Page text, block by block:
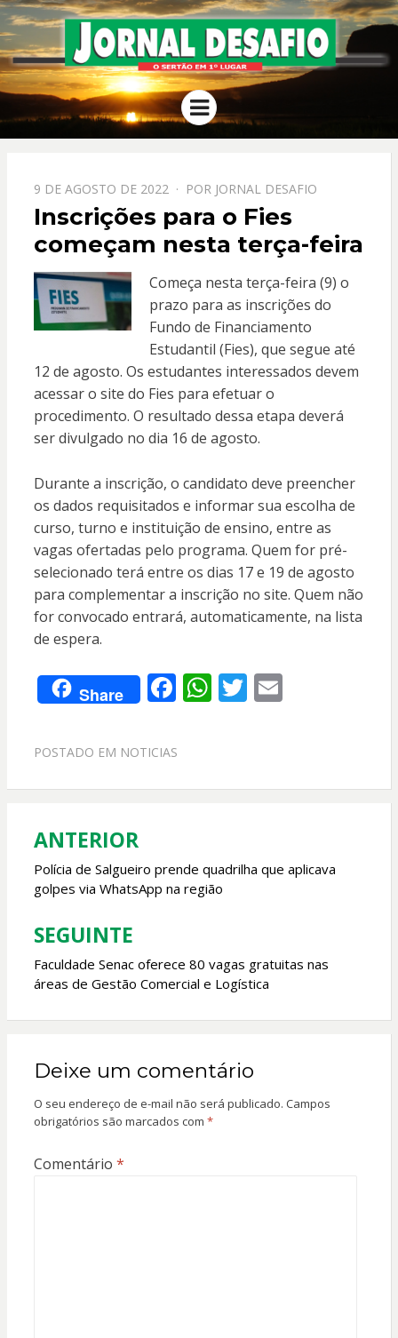
JORNAL
DESAFIO
O Sertão em 1º Lugar
Menu
PPOSTADO
EM
9 DE AGOSTO DE 2022 POR JORNAL DESAFIO
Inscrições para o Fies
começam nesta terça-feira
Começa nesta terça-feira (9) o
prazo para as inscrições do
Fundo de Financiamento
Estudantil (Fies), que segue até
12 de agosto. Os estudantes interessados devem
acessar o site do Fies para efetuar o
procedimento. O resultado dessa etapa deverá
ser divulgado no dia 16 de agosto.
Durante a inscrição, o candidato deve preencher
os dados requisitados e informar sua escolha de
curso, turno e instituição de ensino, entre as
vagas ofertadas pelo programa. Quem for pré-
selecionado terá entre os dias 17 e 19 de agosto
para complementar a inscrição no site. Quem não
for convocado entrará, automaticamente, na lista
de espera.
Share F
e
o
k
W
A
p
T E
POSTADO EM NOTICIAS
Navegação
de
Post
ANTERIOR
Polícia de Salgueiro prende quadrilha que aplicava
golpes via WhatsApp na região
SEGUINTE
Faculdade Senac oferece 80 vagas gratuitas nas
áreas de Gestão Comercial e Logística
Deixe um comentário
O seu endereço de e-mail não será publicado. Campos
obrigatórios são marcados com *
Comentário *